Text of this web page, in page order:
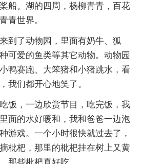
船。湖的四周，杨柳青青，百花
青世界。
到了动物园，里面有奶牛、狐
可爱的鱼类等其它动物。动物园
鸭赛跑、大笨猪和小猪跳水，看
我们都开心地笑了。
饭，一边欣赏节目，吃完饭，我
面的水好暖和，我和爸爸一边泡
游戏。一个小时很快就过去了，
枇杷，那里的枇杷挂在树上又黄